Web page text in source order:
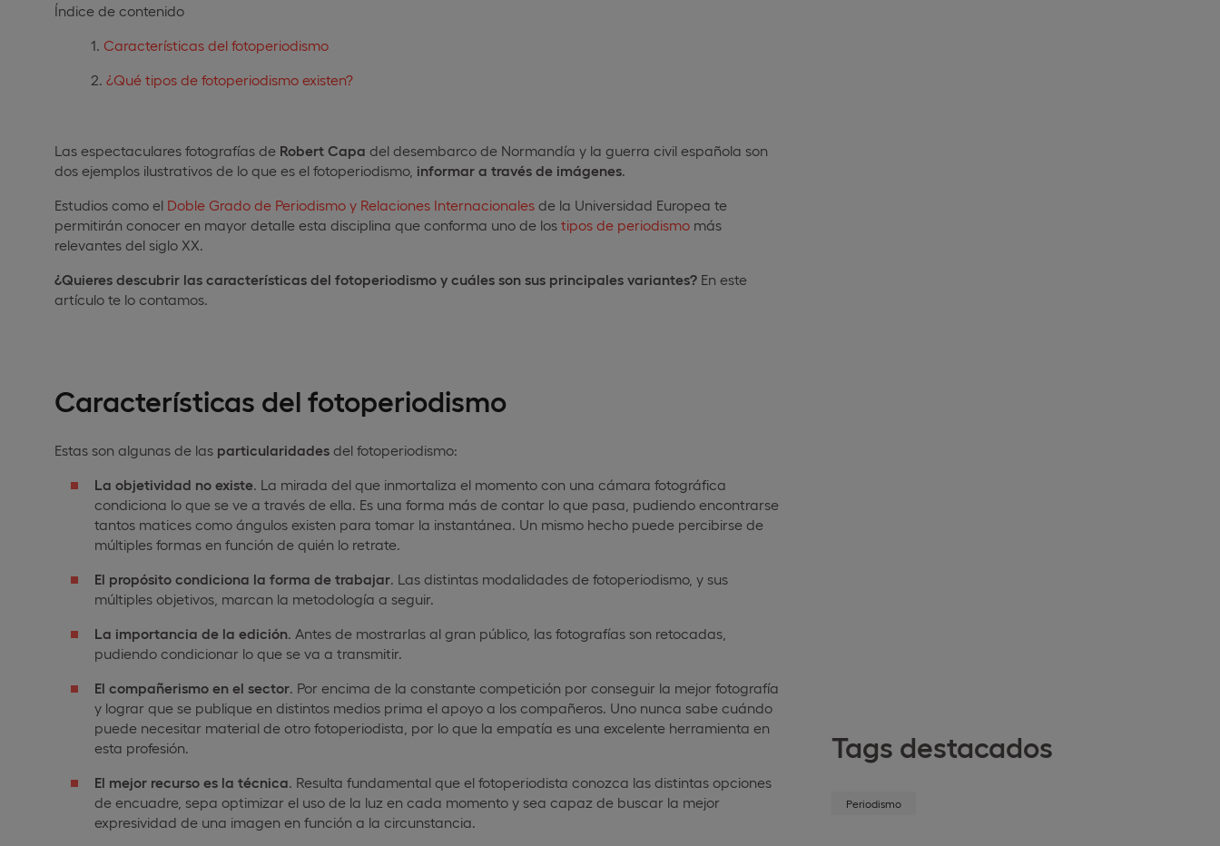
Tags destacados
Periodismo
Índice de contenido
Características del fotoperiodismo
¿Qué tipos de fotoperiodismo existen?
Las espectaculares fotografías de Robert Capa del desembarco de Normandía y la guerra civil española son
dos ejemplos ilustrativos de lo que es el fotoperiodismo, informar a través de imágenes
Estudios como el Doble Grado de Periodismo y Relaciones Internacionales de la Universidad Europea te
permitirán conocer en mayor detalle esta disciplina que conforma uno de los tipos de periodismo más
relevantes del siglo XX.
¿Quieres descubrir las características del fotoperiodismo y cuáles son sus principales variantes? En este
artículo te lo contamos.
Características del fotoperiodismo
Estas son algunas de las particularidades del fotoperiodismo:
La objetividad no existe . La mirada del que inmortaliza el momento con una cámara fotográfica
condiciona lo que se ve a través de ella. Es una forma más de contar lo que pasa, pudiendo encontrarse
tantos matices como ángulos existen para tomar la instantánea. Un mismo hecho puede percibirse de
múltiples formas en función de quién lo retrate.
El propósito condiciona la forma de trabajar . Las distintas modalidades de fotoperiodismo, y sus
múltiples objetivos, marcan la metodología a seguir.
La importancia de la edición . Antes de mostrarlas al gran público, las fotografías son retocadas,
pudiendo condicionar lo que se va a transmitir.
El compañerismo en el sector . Por encima de la constante competición por conseguir la mejor fotografía
y lograr que se publique en distintos medios prima el apoyo a los compañeros. Uno nunca sabe cuándo
puede necesitar material de otro fotoperiodista, por lo que la empatía es una excelente herramienta en
esta profesión.
El mejor recurso es la técnica . Resulta fundamental que el fotoperiodista conozca las distintas opciones
de encuadre, sepa optimizar el uso de la luz en cada momento y sea capaz de buscar la mejor
expresividad de una imagen en función a la circunstancia.